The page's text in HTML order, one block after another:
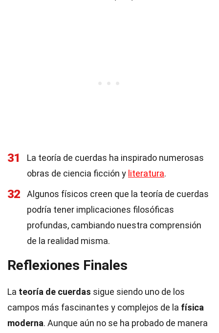
31
La teoría de cuerdas ha inspirado numerosas
obras de ciencia ficción y literatura.
32
Algunos físicos creen que la teoría de cuerdas
podría tener implicaciones filosóficas
profundas, cambiando nuestra comprensión
de la realidad misma.
Reflexiones Finales
La teoría de cuerdas sigue siendo uno de los
campos más fascinantes y complejos de la física
moderna. Aunque aún no se ha probado de manera